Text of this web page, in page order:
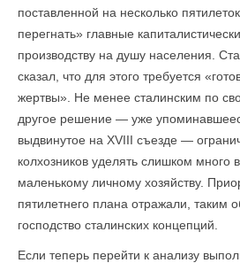
поставленной на несколько
перегнать» главные
производству на душу населения.
сказал, что для этого требуется
жертвы». Не менее сталинским по
другое решение — уже
выдвинутое на XVIII съезде —
колхозников уделять слишком много
маленькому личному хозяйству.
пятилетнего плана отражали, таким
господство сталинских концепций.
Если теперь перейти к анализу